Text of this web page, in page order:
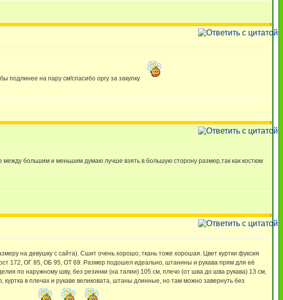
подлинее на пару см!спасибо оргу за закупку
между большим и меньшим думаю лучше взять в большую сторону размер,так как костюм
на девушку с сайта). Сшит очень хорошо, ткань тоже хорошая. Цвет куртки фуксия
172, ОГ 85, ОБ 95, ОТ 69. Размер подошел идеально, штанины и рукава прям для её
по наружному шву, без резинки (на талии) 105 см, плечо (от шва до шва рукава) 13 см,
в плечах и рукаве великовата, штаны длинные, но там можно завернуть без